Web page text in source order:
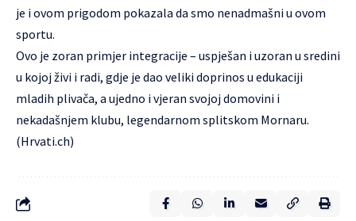
je i ovom prigodom pokazala da smo nenadmašni u ovom
sportu.
Ovo je zoran primjer integracije – uspješan i uzoran u sredini
u kojoj živi i radi, gdje je dao veliki doprinos u edukaciji
mladih plivača, a ujedno i vjeran svojoj domovini i
nekadašnjem klubu, legendarnom splitskom Mornaru.
(Hrvati.ch)